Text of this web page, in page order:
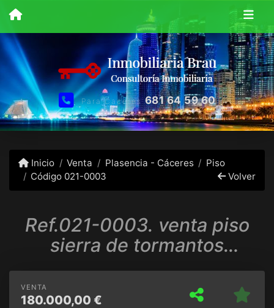
Para Caceres681 64 59 60
Inicio Venta Plasencia - Cáceres
Piso
Código 021-0003
Volver
Ref.021-0003. venta piso
sierra de tormantos
(Plasencia)
VENTA
180.000,00 €